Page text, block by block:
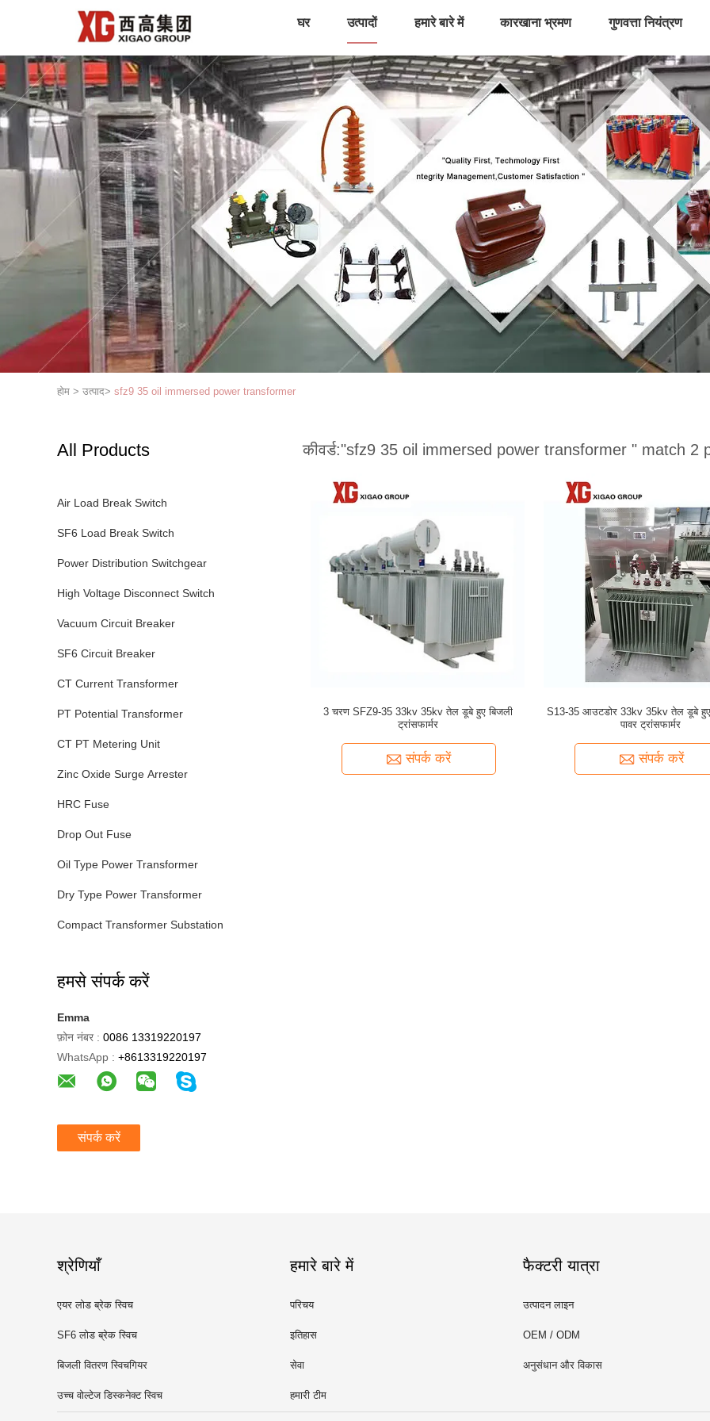
घर उत्पादों हमारे बारे में कारखाना भ्रमण गुणवत्ता नियंत्रण
होम > उत्पाद> sfz9 35 oil immersed power transformer
All Products
Air Load Break Switch
SF6 Load Break Switch
Power Distribution Switchgear
High Voltage Disconnect Switch
Vacuum Circuit Breaker
SF6 Circuit Breaker
CT Current Transformer
PT Potential Transformer
CT PT Metering Unit
Zinc Oxide Surge Arrester
HRC Fuse
Drop Out Fuse
Oil Type Power Transformer
Dry Type Power Transformer
Compact Transformer Substation
हमसे संपर्क करें
Emma
फ़ोन नंबर : 0086 13319220197
WhatsApp : +8613319220197
संपर्क करें
कीवर्ड:"sfz9 35 oil immersed power transformer " match 2
3 चरण SFZ9-35 33kv 35kv तेल डूबे हुए बिजली
ट्रांसफार्मर
संपर्क करें
S13-35 आउटडोर 33kv 35kv तेल डूबे
पावर ट्रांसफार्मर
संपर्क करें
श्रेणियाँ
एयर लोड ब्रेक स्विच
SF6 लोड ब्रेक स्विच
बिजली वितरण स्विचगियर
उच्च वोल्टेज डिस्कनेक्ट स्विच
हमारे बारे में
परिचय
इतिहास
सेवा
हमारी टीम
फैक्टरी यात्रा
उत्पादन लाइन
OEM / ODM
अनुसंधान और विकास